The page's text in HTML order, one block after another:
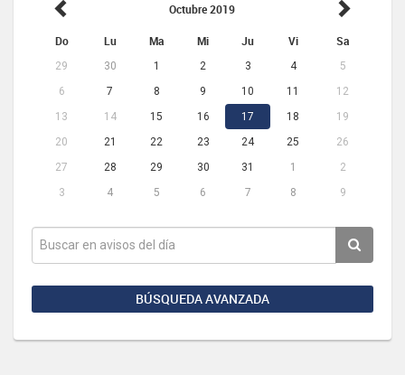
Octubre 2019
Do Lu Ma Mi Ju Vi Sa
29 30 1 2 3 4
5
6
7 8 9 10 11
12
13
14 15 16 17 18
19
20
21 22 23 24 25
26
27
28 29 30 31 1
2
3
4 5 6 7 8 9
BÚSQUEDA AVANZADA